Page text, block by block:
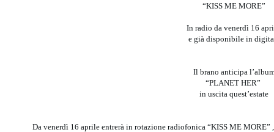
“KISS ME MORE”
In radio da venerdì 16
e già disponibile in
Il brano anticipa
“PLANET HER”
in uscita quest’estate
Da venerdì 16 aprile entrerà in rotazione radiofonica “KISS ME